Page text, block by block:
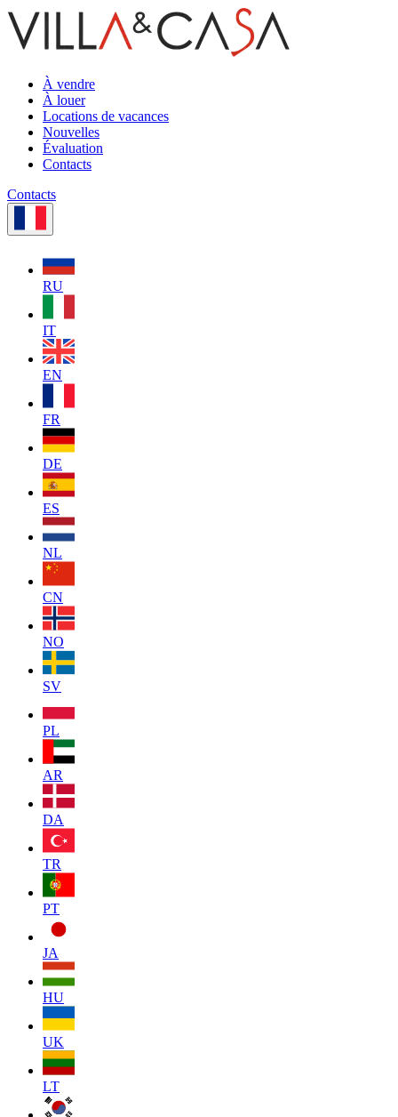
À vendre
À louer
Locations de vacances
Nouvelles
Évaluation
Contacts
Contacts
RU
IT
EN
FR
DE
ES
NL
CN
NO
SV
PL
AR
DA
TR
PT
JA
HU
UK
LT